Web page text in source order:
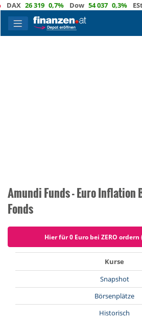
26 319 0,7% Dow 54 037 0,3%
Amundi Funds - Euro Inflation
Fonds
Hier für 0 Euro bei ZERO ordern
Kurse
Snapshot
Börsenplätze
Historisch